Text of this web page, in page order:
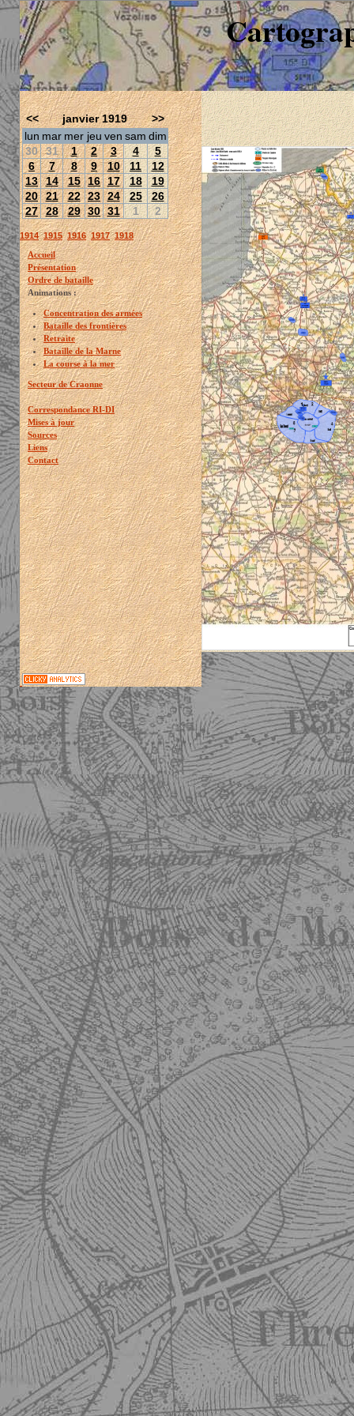
<< janvier 1919
>>
lun mar mer jeu ven sam dim
30 31 1 2 3 4
5
6
7 8 9 10 11
12
13 14 15 16 17 18
19
20 21 22 23 24 25
26
27 28 29 30 31 1 2
1914 1915 1916 1917 1918
Accueil
Présentation
Ordre de bataille
Animations :
Concentration des armées
Bataille des frontières
Retraite
Bataille de la Marne
La course à la mer
Secteur de Craonne
Correspondance RI-DI
Mises à jour
Sources
Liens
Contact